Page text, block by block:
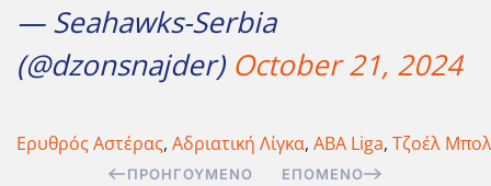
— Seahawks-Serbia
(@dzonsnajder) October 21, 2024
Ερυθρός Αστέρας, Αδριατική Λίγκα, ABA Liga, Τζοέλ
ΠΡΟΗΓΟΎΜΕΝΟ ΕΠΌΜΕΝΟ